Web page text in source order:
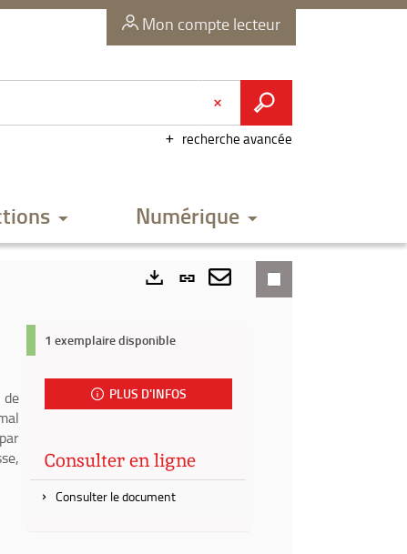
Mon compte lecteur
recherche avancée
Numérique
Lien
permanent
fenêtre)
Envoyer
mail
1 exemplaire disponible
PLUS D'INFOS
Consulter en ligne
Consulter le document